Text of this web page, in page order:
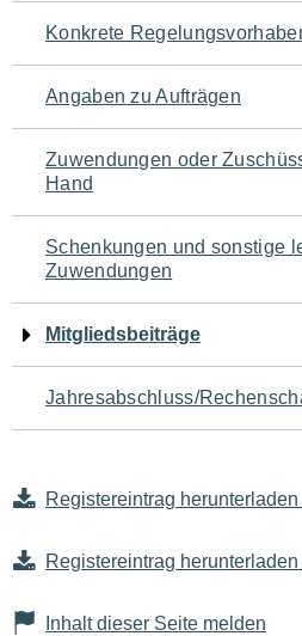
Seiteninhalt
Konkrete
Angaben zu Aufträgen
Zuwendungen oder
Hand
Schenkungen und sonstige
Zuwendungen
Mitgliedsbeiträge
Jahresabschluss/
Registereintrag
Registereintrag
Inhalt dieser Seite melden